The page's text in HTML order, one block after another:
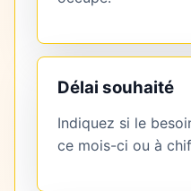
Délai souhaité
Indiquez si le
ce mois-ci ou à